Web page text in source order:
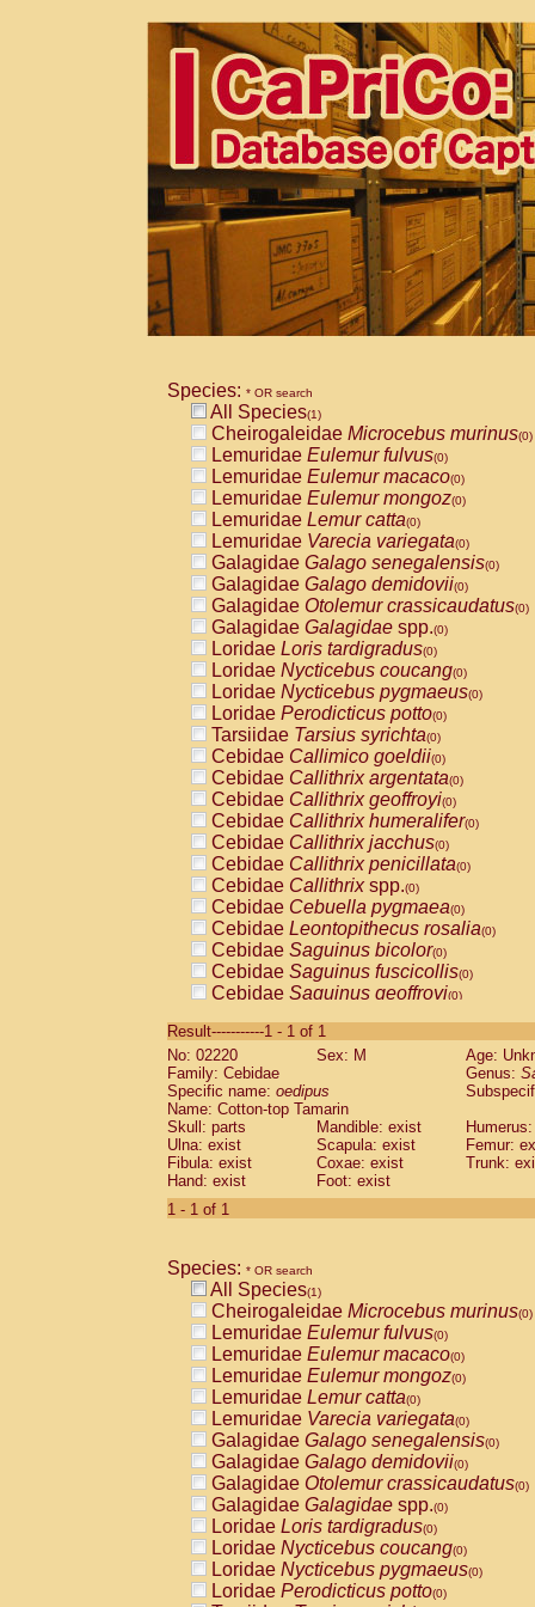
Species: * OR search
All Species(1)
Cheirogaleidae Microcebus murinus(0)
Lemuridae Eulemur fulvus(0)
Lemuridae Eulemur macaco(0)
Lemuridae Eulemur mongoz(0)
Lemuridae Lemur catta(0)
Lemuridae Varecia variegata(0)
Galagidae Galago senegalensis(0)
Galagidae Galago demidovii(0)
Galagidae Otolemur crassicaudatus(0)
Galagidae Galagidae spp.(0)
Loridae Loris tardigradus(0)
Loridae Nycticebus coucang(0)
Loridae Nycticebus pygmaeus(0)
Loridae Perodicticus potto(0)
Tarsiidae Tarsius syrichta(0)
Cebidae Callimico goeldii(0)
Cebidae Callithrix argentata(0)
Cebidae Callithrix geoffroyi(0)
Cebidae Callithrix humeralifer(0)
Cebidae Callithrix jacchus(0)
Cebidae Callithrix penicillata(0)
Cebidae Callithrixspp.(0)
Cebidae Cebuella pygmaea(0)
Cebidae Leontopithecus rosalia(0)
Cebidae Saguinus bicolor(0)
Cebidae Saguinus fuscicollis(0)
Cebidae Saguinus geoffroyi(0)
CebidaeSaguinus labiatus(0)
Cebidae Saguinus leucopus (0)
Cebidae
CebidaeSaguinus mystax
Cebidae Saguinus nigricollis (0)
Cebidae Saguinus oedipus
Cebidae Saguinus weddelli
Cebidae Saguinusspp.
Cebidae
CebidaeCebus capucinus
CebidaeCebus nigrivittatus
CebidaeCebus spp.(0)
CebidaeSaimiri boliviensis(0)
CebidaeSaimiri sciureus(0)
AtelidaeAlouatta caraya(0)
AtelidaeAlouatta fusca(0)
AtelidaeAlouatta seniculus(0)
AtelidaeAlouattaspp.(0)
AtelidaeAteles belzebuth(0)
AtelidaeAteles geoffroyi(0)
AtelidaeAteles paniscus(0)
AtelidaeAtelesspp.(0)
AtelidaeLagothrix lagothricha(0)
AtelidaeLagothrix lagothricha cana
PitheciidaeCacajao calvus
Result-----------1 - 1 of 1
No: 02220
Sex: M
Age:
Family: Cebidae
Genus:
Specific name: oedipus
Name: Cotton-top Tamarin
Skull: parts
Mandible: exist
Ulna: exist
Scapula: exist
Femur:
Fibula: exist
Coxae: exist
Trunk:
Hand: exist
Foot: exist
1 - 1 of 1
Species: * OR search
All Species(1)
Cheirogaleidae Microcebus murinus(0)
Lemuridae Eulemur fulvus(0)
Lemuridae Eulemur macaco(0)
Lemuridae Eulemur mongoz(0)
Lemuridae Lemur catta(0)
Lemuridae Varecia variegata(0)
Galagidae Galago senegalensis(0)
Galagidae Galago demidovii(0)
Galagidae Otolemur crassicaudatus(0)
Galagidae Galagidae spp.(0)
Loridae Loris tardigradus(0)
Loridae Nycticebus coucang(0)
Loridae Nycticebus pygmaeus(0)
Loridae Perodicticus potto(0)